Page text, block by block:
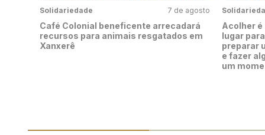
Solidariedade 7 de agosto
Café Colonial beneficente arrecadará
recursos para animais resgatados em
Xanxerê
Acolher é
lugar
preparar
e fazer
um